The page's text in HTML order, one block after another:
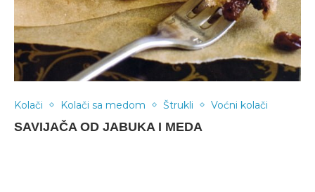
Kolači Kolači sa medom Štrukli Voćni kolači
SAVIJAČA OD JABUKA I MEDA